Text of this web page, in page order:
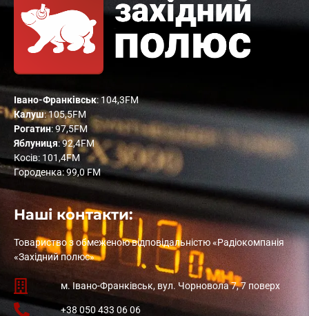
Івано-Франківськ: 104,3FM
Калуш: 105,5FM
Рогатин: 97,5FM
Яблуниця: 92,4FM
Косів: 101,4FM
Городенка: 99,0 FM
Наші контакти:
Товариство з обмеженою відповідальністю «Радіокомпанія
«Західний полюс»
м. Івано-Франківськ, вул. Чорновола 7, 7 поверх
+38 050 433 06 06